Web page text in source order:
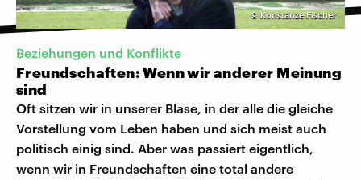
©Konstanze Fischer
Beziehungen und Konflikte
Freundschaften: Wenn wir anderer Meinung
sind
Oft sitzen wir in unserer Blase, in der alle die gleiche
Vorstellung vom Leben haben und sich meist auch
politisch einig sind. Aber was passiert eigentlich,
wenn wir in Freundschaften eine total andere